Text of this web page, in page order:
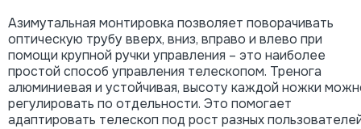
Азимутальная монтировка позволяет поворачивать
оптическую трубу вверх, вниз, вправо и влево при
помощи крупной ручки управления – это наиболее
простой способ управления телескопом. Тренога
алюминиевая и устойчивая, высоту каждой ножки
регулировать по отдельности. Это помогает
адаптировать телескоп под рост разных